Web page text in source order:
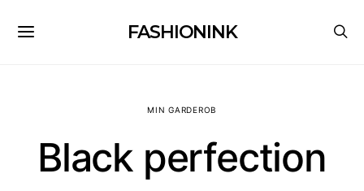
FASHIONINK
MIN GARDEROB
Black perfection